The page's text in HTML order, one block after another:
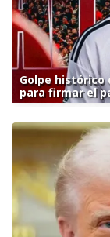
Golpe histórico
para firmar el